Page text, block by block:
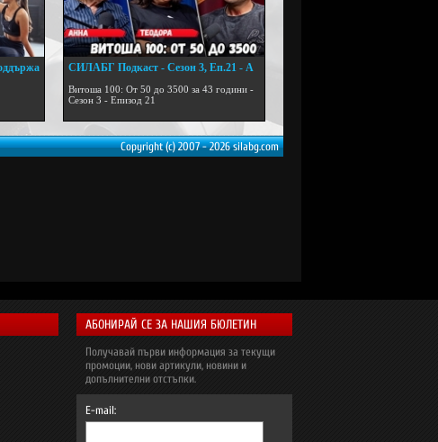
СИЛАБГ Подкаст - Сезон 3, Еп.21 - А
Витоша 100: От 50 до 3500 за 43 години -
Сезон 3 - Епизод 21
Copyright (c) 2007 - 2026 silabg.com
АБОНИРАЙ СЕ ЗА НАШИЯ БЮЛЕТИН
Получавай първи информация за текущи
промоции, нови артикули, новини и
допълнителни отстъпки.
E-mail: